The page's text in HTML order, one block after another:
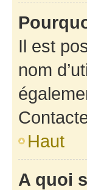
Il est
nom
Haut
A quoi